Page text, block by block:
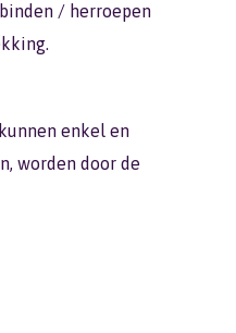
/ herroepen
enkel en
worden door de